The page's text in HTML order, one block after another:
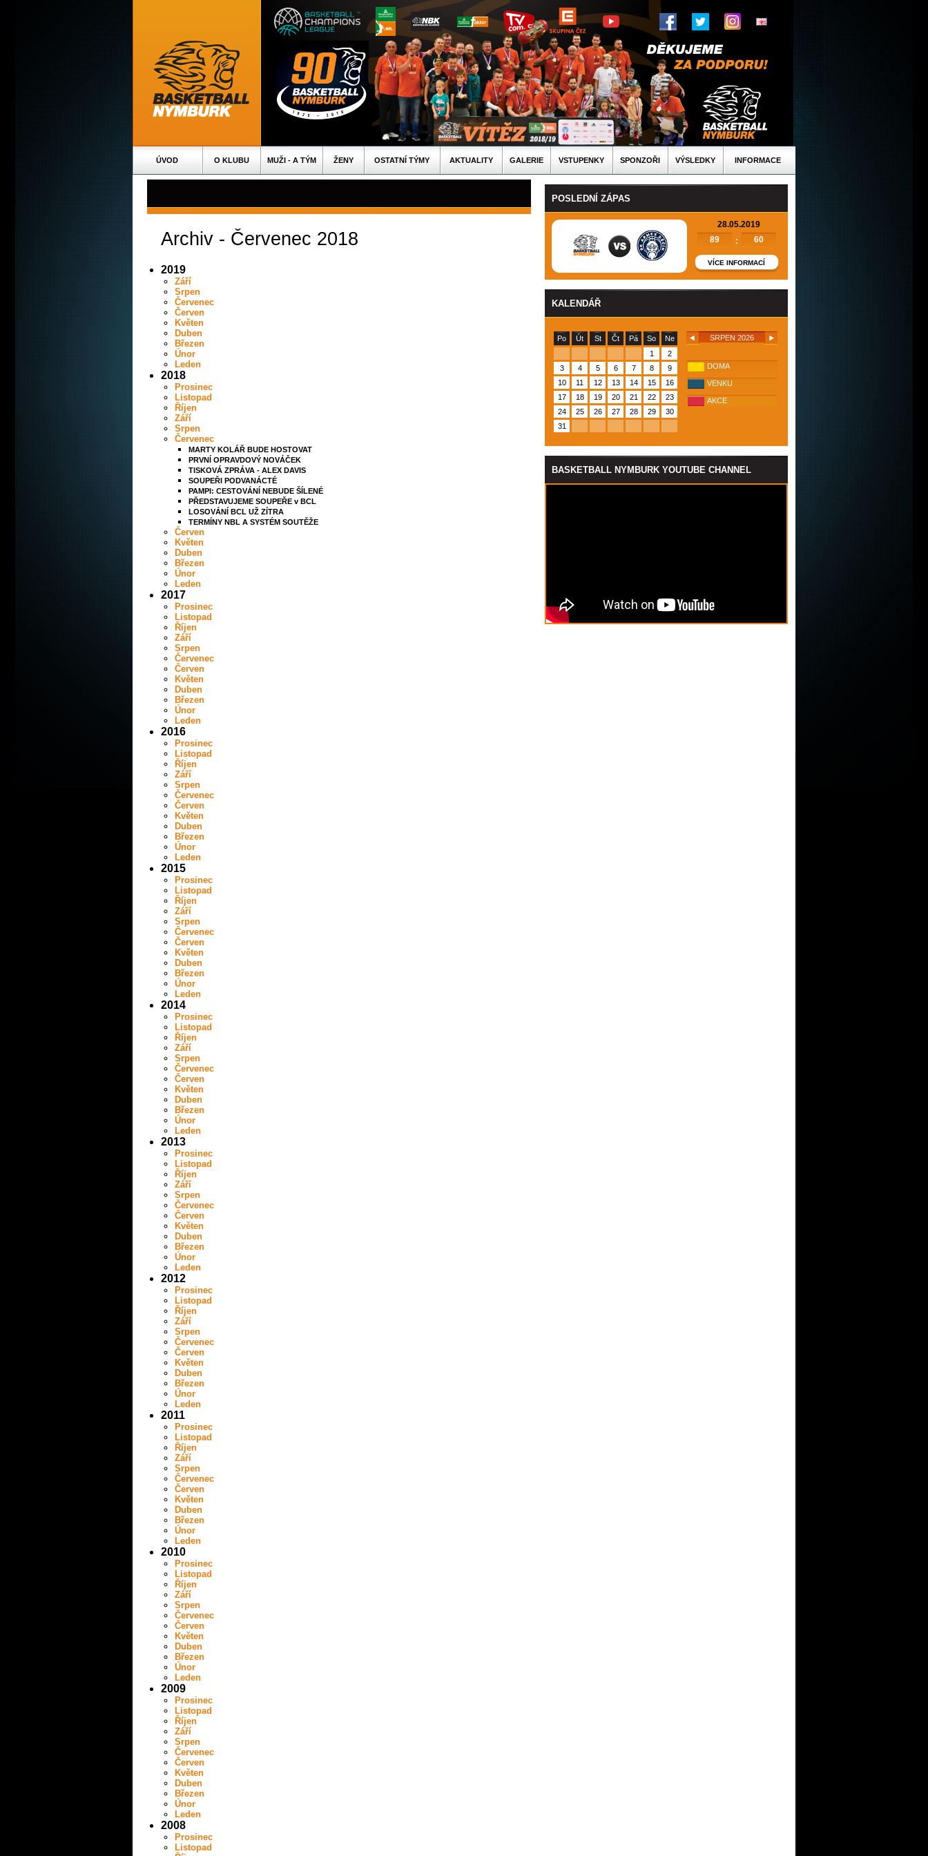
ÚVOD O KLUBU MUŽI - A TÝM ŽENY OSTATNÍ TÝMY AKTUALITY GALERIE VSTUPENKY SPONZOŘI VÝSLEDKY INFORMACE
Archiv - Červenec 2018
2019
Září
Srpen
Červenec
Červen
Květen
Duben
Březen
Únor
Leden
2018
Prosinec
Listopad
Říjen
Září
Srpen
Červenec
MARTY KOLÁŘ BUDE HOSTOVAT
PRVNÍ OPRAVDOVÝ NOVÁČEK
TISKOVÁ ZPRÁVA - ALEX DAVIS
SOUPEŘI PODVANÁCTÉ
PAMPI: CESTOVÁNÍ NEBUDE ŠÍLENÉ
PŘEDSTAVUJEME SOUPEŘE v BCL
LOSOVÁNÍ BCL UŽ ZÍTRA
TERMÍNY NBL A SYSTÉM SOUTĚŽE
Červen
Květen
Duben
Březen
Únor
Leden
2017
Prosinec
Listopad
Říjen
Září
Srpen
Červenec
Červen
Květen
Duben
Březen
Únor
Leden
2016
Prosinec
Listopad
Říjen
Září
Srpen
Červenec
Červen
Květen
Duben
Březen
Únor
Leden
2015
Prosinec
Listopad
Říjen
Září
Srpen
Červenec
Červen
Květen
Duben
Březen
Únor
Leden
2014
Prosinec
Listopad
Říjen
Září
Srpen
Červenec
Červen
Květen
Duben
Březen
Únor
Leden
2013
Prosinec
Listopad
Říjen
Září
Srpen
Červenec
Červen
Květen
Duben
Březen
Únor
Leden
2012
Prosinec
Listopad
Říjen
Září
Srpen
Červenec
Červen
Květen
Duben
Březen
Únor
Leden
2011
Prosinec
Listopad
Říjen
Září
Srpen
Červenec
Červen
Květen
Duben
Březen
Únor
Leden
2010
Prosinec
Listopad
Říjen
Září
Srpen
Červenec
Červen
Květen
Duben
Březen
Únor
Leden
2009
Prosinec
Listopad
Říjen
Září
Srpen
Červenec
Červen
Květen
Duben
Březen
Únor
Leden
2008
Prosinec
Listopad
POSLEDNÍ ZÁPAS
28.05.2019
89
: 60
VÍCE INFORMACÍ
KALENDÁŘ
SRPEN 2026
DOMA
VENKU
AKCE
Po Út St Čt Pá So
Ne
1
2
3
4 5 6 7 8
9
10
11 12 13 14 15
16
17
18 19 20 21 22
23
24
25 26 27 28 29
30
31
BASKETBALL NYMBURK YOUTUBE CHANNEL